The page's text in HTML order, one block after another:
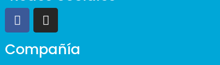
Compañía